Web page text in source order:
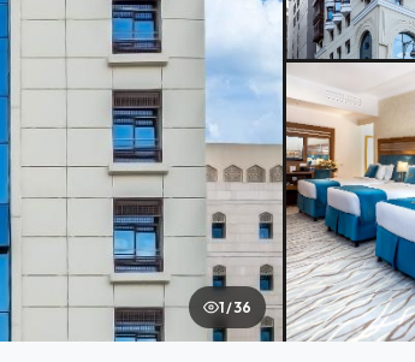
1 / 36